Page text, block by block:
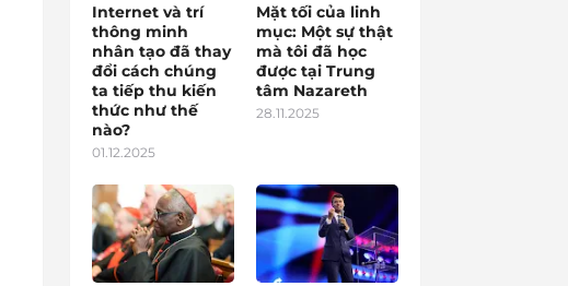
Internet và trí
thông minh
nhân tạo đã thay
đổi cách chúng
ta tiếp thu kiến
thức như thế
nào?
01.12.2025
Mặt tối của linh
mục: Một sự thật
mà tôi đã học
được tại Trung
tâm Nazareth
28.11.2025